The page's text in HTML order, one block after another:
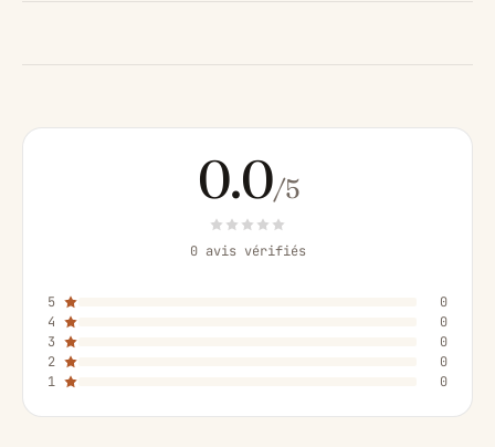
0.0/5
0 avis vérifiés
5
0
4
0
3
0
2
0
1
0